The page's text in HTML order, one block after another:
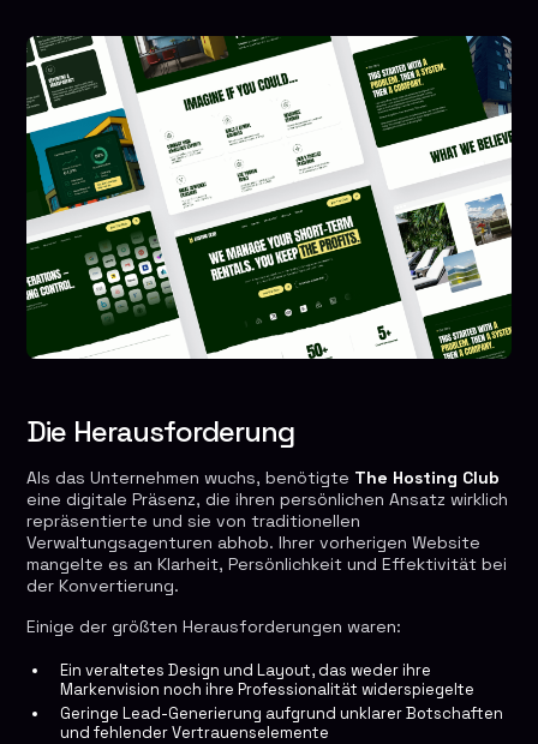
Die Herausforderung
Als das Unternehmen wuchs, benötigte The Hosting Club
eine digitale Präsenz, die ihren persönlichen Ansatz wirklich
repräsentierte und sie von traditionellen
Verwaltungsagenturen abhob. Ihrer vorherigen Website
mangelte es an Klarheit, Persönlichkeit und Effektivität bei
der Konvertierung.
Einige der größten Herausforderungen waren:
Ein veraltetes Design und Layout, das weder ihre
Markenvision noch ihre Professionalität widerspiegelte
Geringe Lead-Generierung aufgrund unklarer Botschaften
und fehlender Vertrauenselemente